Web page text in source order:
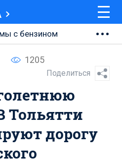
с бензином
1205
Поделиться
Тольятти
дорогу